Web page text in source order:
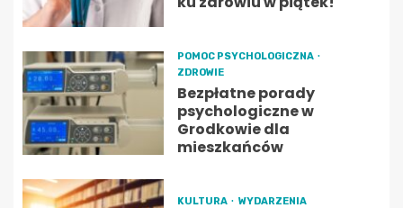
POMOC PSYCHOLOGICZNA
ZDROWIE
Bezpłatne porady
psychologiczne w
Grodkowie dla
mieszkańców
KULTURA WYDARZENIA